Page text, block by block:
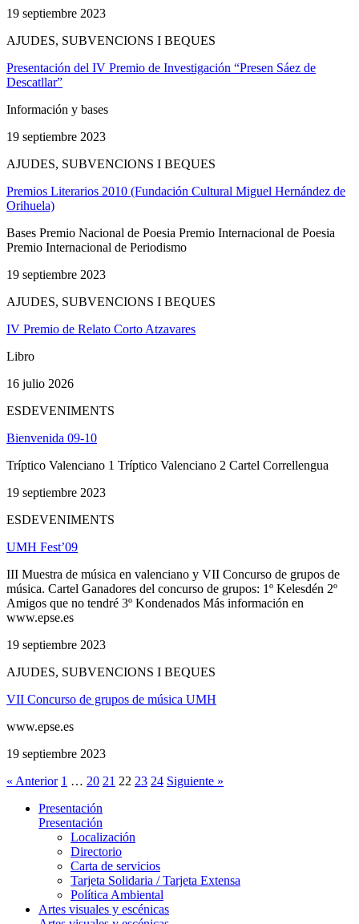
19 septiembre 2023
AJUDES, SUBVENCIONS I BEQUES
Presentación del IV Premio de Investigación “Presen Sáez de
Descatllar”
Información y bases
19 septiembre 2023
AJUDES, SUBVENCIONS I BEQUES
Premios Literarios 2010 (Fundación Cultural Miguel Hernández de
Orihuela)
Bases Premio Nacional de Poesia Premio Internacional de Poesia
Premio Internacional de Periodismo
19 septiembre 2023
AJUDES, SUBVENCIONS I BEQUES
IV Premio de Relato Corto Atzavares
Libro
16 julio 2026
ESDEVENIMENTS
Bienvenida 09-10
Tríptico Valenciano 1 Tríptico Valenciano 2 Cartel Correllengua
19 septiembre 2023
ESDEVENIMENTS
UMH Fest’09
III Muestra de música en valenciano y VII Concurso de grupos de
música. Cartel Ganadores del concurso de grupos: 1º Kelesdén 2º
Amigos que no tendré 3º Kondenados Más información en
www.epse.es
19 septiembre 2023
AJUDES, SUBVENCIONS I BEQUES
VII Concurso de grupos de música UMH
www.epse.es
19 septiembre 2023
« Anterior 1 … 20 21 22 23 24 Siguiente »
Presentación
Presentación
Localización
Directorio
Carta de servicios
Tarjeta Solidaria / Tarjeta Extensa
Política Ambiental
Artes visuales y escénicas